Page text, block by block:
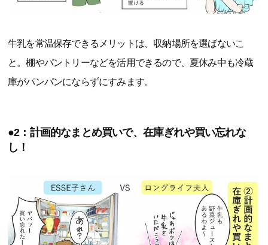
牛乳を常温保存できるメリットは、収納場所を選ばないこ
と。棚やパントリーなどを活用できるので、夏休み中も冷蔵
庫がパンパンにならずにすみます。
●2：計画的なまとめ買いで、在庫ぎれや買い忘れな
し！